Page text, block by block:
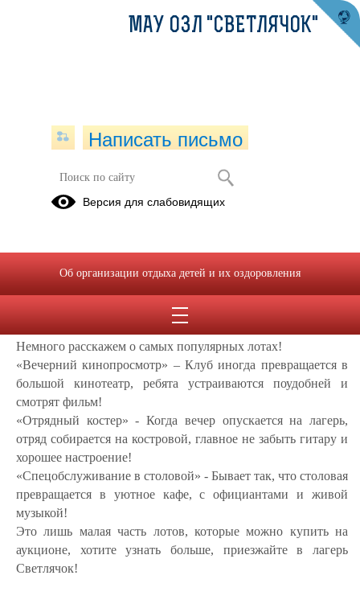
В погоне за "Светликами"!
Лагерная валюта «Светлики» прочно вошла в жизнь
Светлячка, четвертая смена не стала исключением. Ребята
Аукциона ждут все, на нем можно купить много
интересного и даже вкусного.
Немного расскажем о самых популярных лотах!
«Вечерний кинопросмотр» – Клуб иногда превращается в
большой кинотеатр, ребята устраиваются поудобней и
смотрят фильм!
«Отрядный костер» - Когда вечер опускается на лагерь,
отряд собирается на костровой, главное не забыть гитару и
хорошее настроение!
«Спецобслуживание в столовой» - Бывает так, что столовая
превращается в уютное кафе, с официантами и живой
музыкой!
Это лишь малая часть лотов, которые можно купить на
аукционе, хотите узнать больше, приезжайте в лагерь
Светлячок!
МАУ ОЗЛ "СВЕТЛЯЧОК"
Написать письмо
Версия для слабовидящих
Об организации отдыха детей и их оздоровления